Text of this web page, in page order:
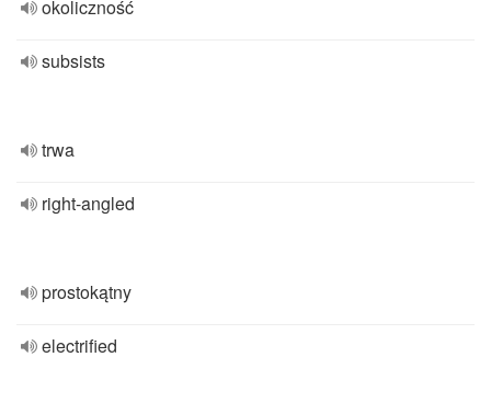
okoliczność
subsists
trwa
right-angled
prostokątny
electrified